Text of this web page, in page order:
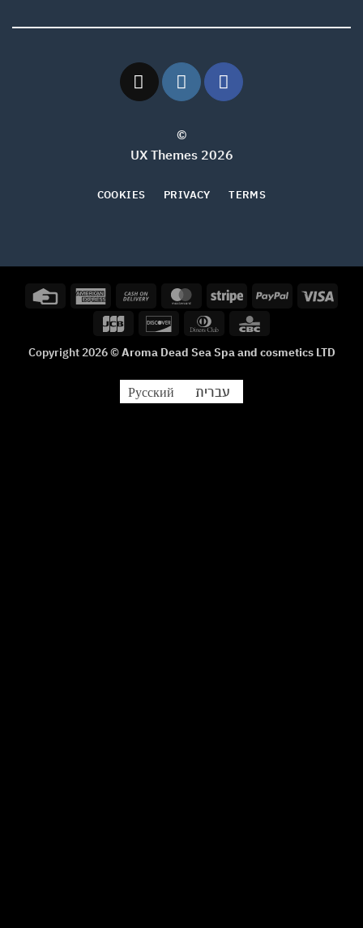
2026 UX Themes
TERMS
PRIVACY
COOKIES
Visa
PayPal
Stripe
MasterCard
Cash
Delivery
American
Credit
CBC
Dinners
Discover
JCB
Copyright 2026 ©Aroma Dead Sea Spa and cosmetics LTD
עברית Русский